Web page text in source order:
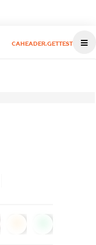
CAHEADER.GETTEST